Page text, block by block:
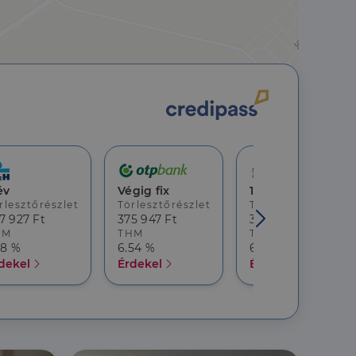
927 Ft
%
Végig fix
Törlesztőrészlet
375 947 Ft
THM
6.54 %
Érdekel
10 év
Törlesztőrészlet
369 482 Ft
THM
6.68 %
Érdekel
való
látogatói cookie-
a Cookie-
hogy a tárolt